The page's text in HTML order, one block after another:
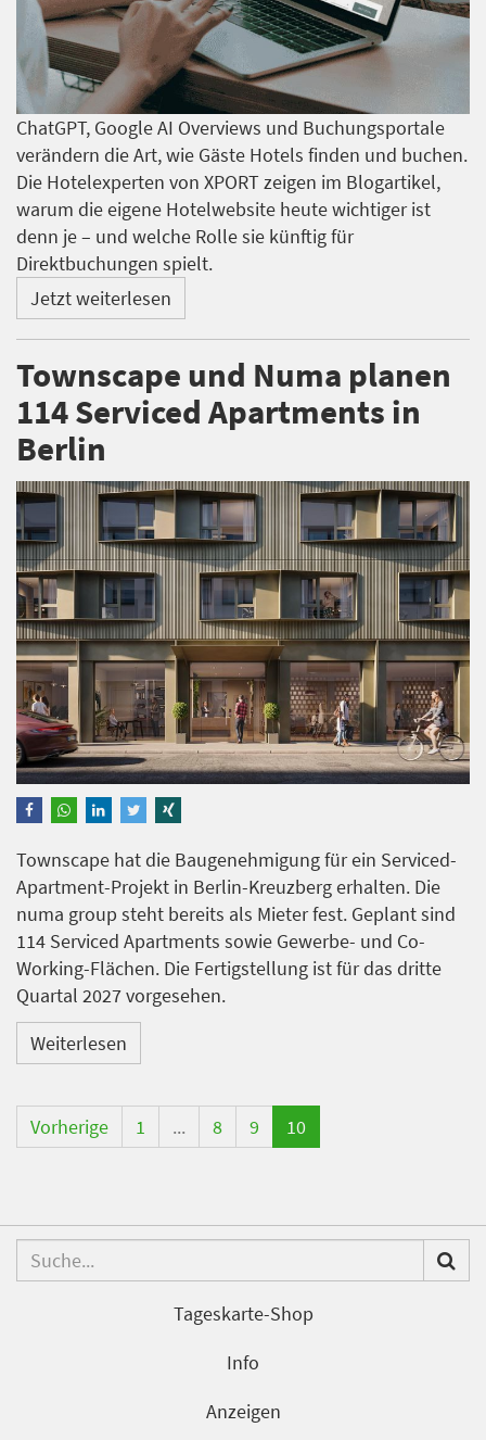
ChatGPT, Google AI Overviews und Buchungsportale
verändern die Art, wie Gäste Hotels finden und buchen.
Die Hotelexperten von XPORT zeigen im Blogartikel,
warum die eigene Hotelwebsite heute wichtiger ist
denn je – und welche Rolle sie künftig für
Direktbuchungen spielt.
Jetzt weiterlesen
Townscape und Numa planen
114 Serviced Apartments in
Berlin
Townscape hat die Baugenehmigung für ein Serviced-
Apartment-Projekt in Berlin-Kreuzberg erhalten. Die
numa group steht bereits als Mieter fest. Geplant sind
114 Serviced Apartments sowie Gewerbe- und Co-
Working-Flächen. Die Fertigstellung ist für das dritte
Quartal 2027 vorgesehen.
Weiterlesen
Vorherige 1 ... 8 9 10
Tageskarte-Shop
Info
Anzeigen